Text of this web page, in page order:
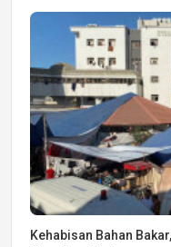
Kehabisan Bahan